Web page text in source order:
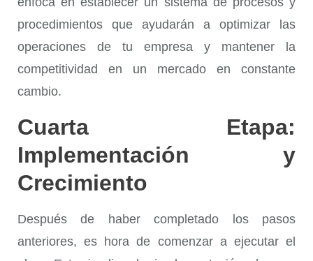
procedimientos que ayudarán a optimizar las
operaciones de tu empresa y mantener la
competitividad en un mercado en constante
cambio.
Cuarta Etapa:
Implementación y
Crecimiento
Después de haber completado los pasos
anteriores, es hora de comenzar a ejecutar el